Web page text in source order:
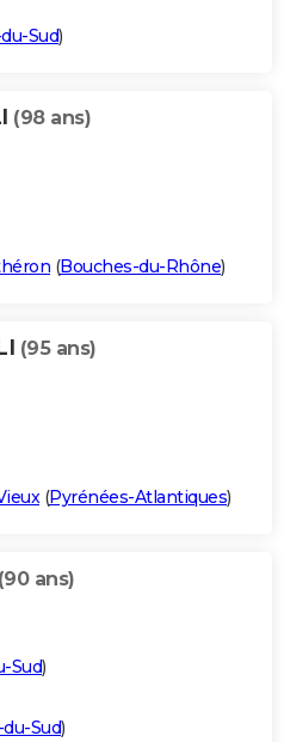
Sud)
(98 ans)
(Bouches-du-Rhône)
(95 ans)
(Pyrénées-Atlantiques)
(90 ans)
Sud)
Sud)